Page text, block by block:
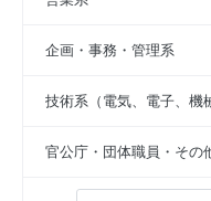
企画・事務・管理系
技術系（電気、電子、機
官公庁・団体職員・その